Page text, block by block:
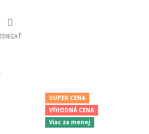
SUPER CENA
VÝHODNÁ CENA
Viac za menej